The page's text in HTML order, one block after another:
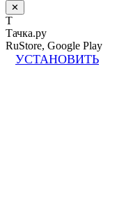
✕
Т
Тачка.ру
RuStore, Google Play
УСТАНОВИТЬ